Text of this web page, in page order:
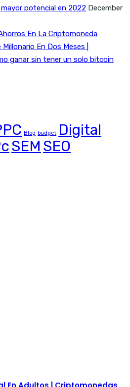
potencial en 2022 December
En La Criptomoneda
En Dos Meses |
ganar sin tener un solo bitcoin
Blog budget Digital
SEM SEO